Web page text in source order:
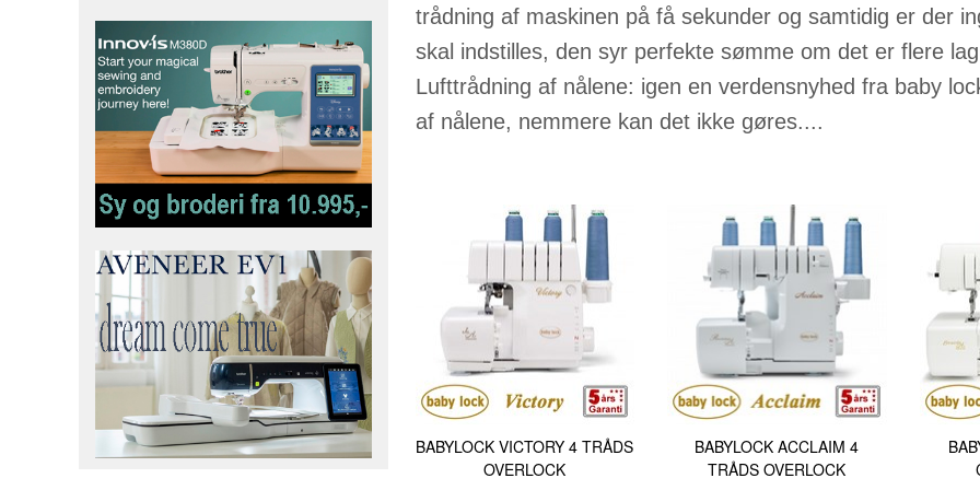
2140TP
3355 135X17
6120 DCX27
RESERVEDELE INDUSTRI
trådning af maskinen på få sekunder og samtidig er der
skal indstilles, den syr perfekte sømme om det er flere
Lufttrådning af nålene: igen en verdensnyhed fra baby
af nålene, nemmere kan det ikke gøres....
BABYLOCK VICTORY 4 TRÅDS
OVERLOCK
BABYLOCK ACCLAIM 4
TRÅDS OVERLOCK